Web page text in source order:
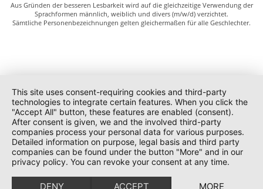
Aus Gründen der besseren Lesbarkeit wird auf die gleichzeitige Verwendung der
Sprachformen männlich, weiblich und divers (m/w/d) verzichtet.
Sämtliche Personenbezeichnungen gelten gleichermaßen für alle Geschlechter.
This site uses consent-requiring cookies and third-party
technologies to integrate certain features. When you click the
"Accept All" button, these features are enabled (consent).
After consent is given, we and the involved third-party
companies process your personal data for various purposes.
Detailed information on purpose, legal basis and third party
companies can be found under the button "More" and in our
privacy policy. You can revoke your consent at any time.
DENY ACCEPT MORE